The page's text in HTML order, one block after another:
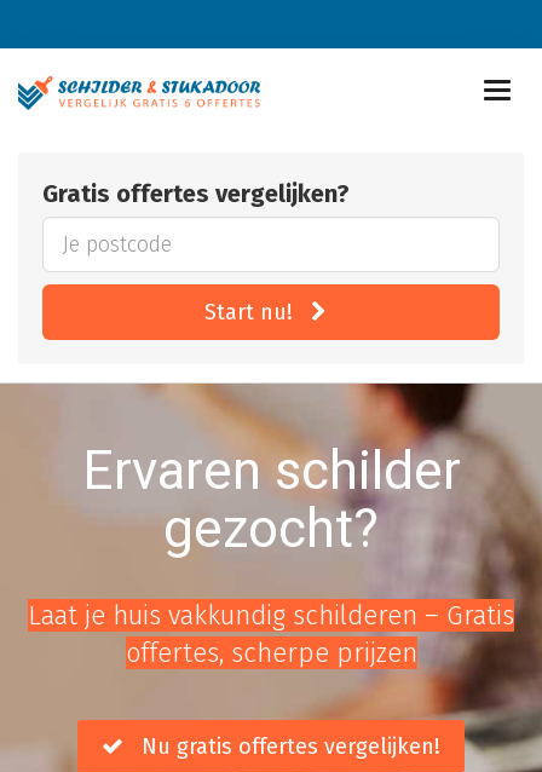
Gratis offertes vergelijken?
Start nu!
Ervaren schilder
gezocht?
Laat je huis vakkundig schilderen – Gratis
offertes, scherpe prijzen
Nu gratis offertes vergelijken!